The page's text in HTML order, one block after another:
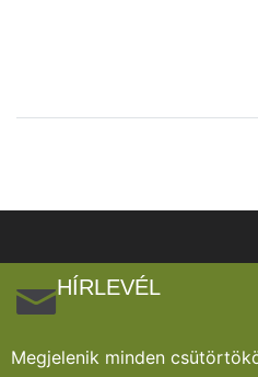
HÍRLEVÉL
Megjelenik minden